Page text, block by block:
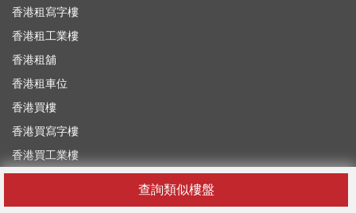
查詢類似樓盤
香港租寫字樓
香港租工業樓
香港租舖
香港租車位
香港買樓
香港買寫字樓
香港買工業樓